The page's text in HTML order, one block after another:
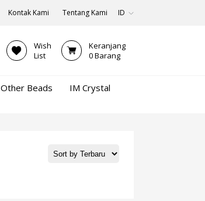
Kontak Kami Tentang Kami ID
Wish
List
Keranjang
0Barang
Other Beads
IM Crystal